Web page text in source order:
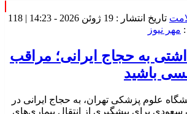
تاریخ انتشار : 19 ژوئن 2026 - 14:23 |
118
مهر نیوز
به حجاج ایرانی؛ مراقب
باشید
علوم پزشکی تهران، به حجاج ایرانی در
برای پیشگیری از انتقال بیماری‌های